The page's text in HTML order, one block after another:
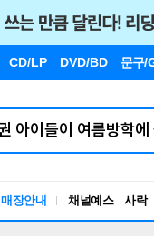
CD/LP DVD/BD 문구/
매장안내 채널예스 사락